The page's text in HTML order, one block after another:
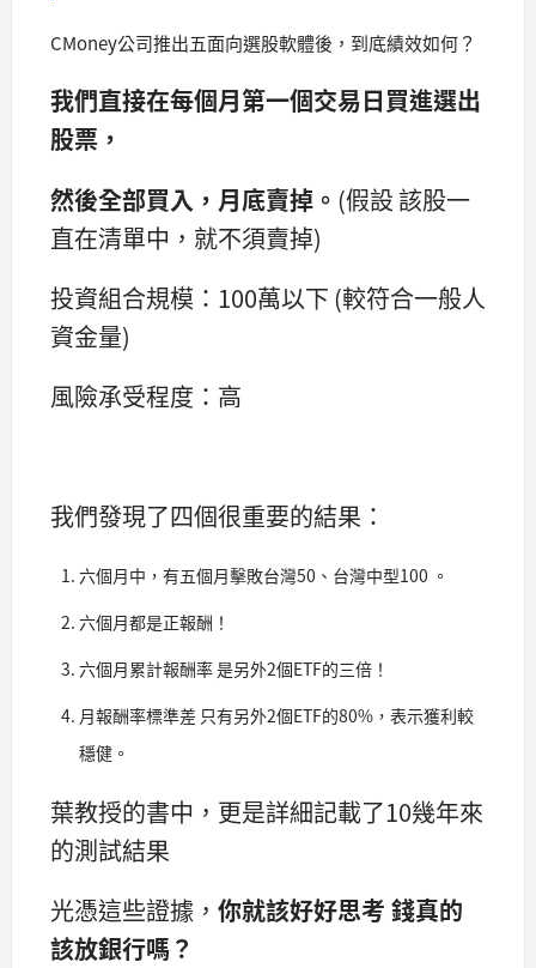
CMoney公司推出五面向選股軟體後，到底績效如何？
我們直接在每個月第一個交易日買進選出
股票，
然後全部買入，月底賣掉。 (假設 該股一
直在清單中，就不須賣掉)
投資組合規模：100萬以下 (較符合一般人
資金量)
風險承受程度：高
我們發現了四個很重要的結果：
六個月中，有五個月擊敗台灣50、台灣中型100 。
六個月都是正報酬！
六個月累計報酬率 是另外2個ETF的三倍！
月報酬率標準差 只有另外2個ETF的80%，表示獲利較
穩健。
葉教授的書中，更是詳細記載了10幾年來
的測試結果
光憑這些證據， 你就該好好思考 錢真的
該放銀行嗎？